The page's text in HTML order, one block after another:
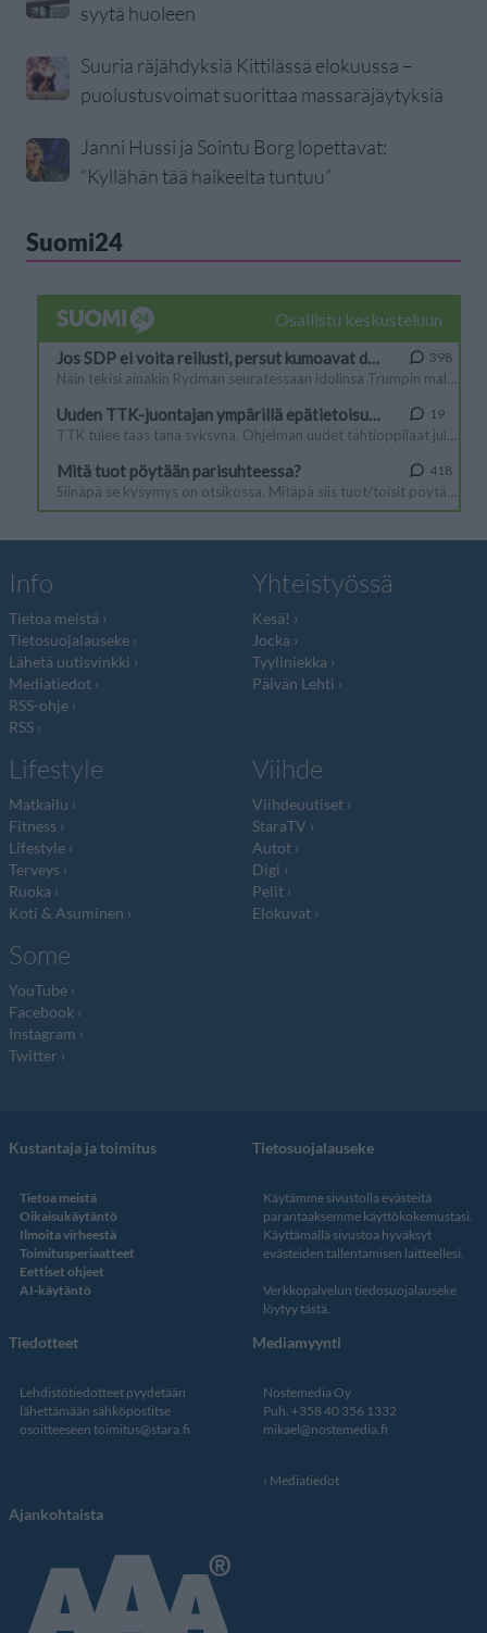
syytä huoleen
Suuria räjähdyksiä Kittilässä elokuussa –
puolustusvoimat suorittaa massaräjäytyksiä
Janni Hussi ja Sointu Borg lopettavat:
”Kyllähän tää haikeelta tuntuu”
Suomi24
Info
Tietoa meistä
Tietosuojalauseke
Lähetä uutisvinkki
Mediatiedot
RSS-ohje
RSS
Yhteistyössä
Kesä!
Jocka
Tyyliniekka
Päivän Lehti
Lifestyle
Matkailu
Fitness
Lifestyle
Terveys
Ruoka
Koti & Asuminen
Viihde
Viihdeuutiset
StaraTV
Autot
Digi
Pelit
Elokuvat
Some
YouTube
Facebook
Instagram
Twitter
Kustantaja ja toimitus
Tietoa meistä
Oikaisukäytäntö
Ilmoita virheestä
Toimitusperiaatteet
Eettiset ohjeet
AI-käytäntö
Tietosuojalauseke
Käytämme sivustolla evästeitä
parantaaksemme käyttökokemustasi.
Käyttämällä sivustoa hyväksyt
evästeiden tallentamisen laitteellesi.
Verkkopalvelun tiedosuojalauseke
löytyy tästä.
Tiedotteet
Lehdistötiedotteet pyydetään
lähettämään sähköpostitse
osoitteeseen toimitus@stara.fi
Mediamyynti
Nostemedia Oy
Puh. +358 40 356 1332
mikael@nostemedia.fi
Mediatiedot
Ajankohtaista